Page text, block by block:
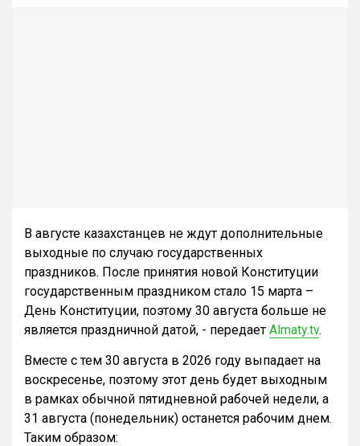
В августе казахстанцев не ждут дополнительные
выходные по случаю государственных
праздников. После принятия новой Конституции
государственным праздником стало 15 марта –
День Конституции, поэтому 30 августа больше не
является праздничной датой, - передает Almaty.tv.
Вместе с тем 30 августа в 2026 году выпадает на
воскресенье, поэтому этот день будет выходным
в рамках обычной пятидневной рабочей недели, а
31 августа (понедельник) останется рабочим днем.
Таким образом: